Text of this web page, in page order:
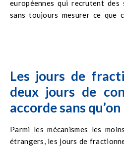
européennes qui recrutent des
sans toujours mesurer ce que
effective de travail en
semaine pour les salariés à
surprend souvent les
France et 35 heures. La réalité
Les jours de
deux jours de
accorde sans
Parmi les mécanismes les
étrangers, les jours de